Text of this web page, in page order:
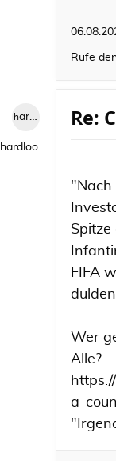
Rufe
hardlooper
hardlooper
Re:
"Nach
FIFA
Wer
Alle?
a-